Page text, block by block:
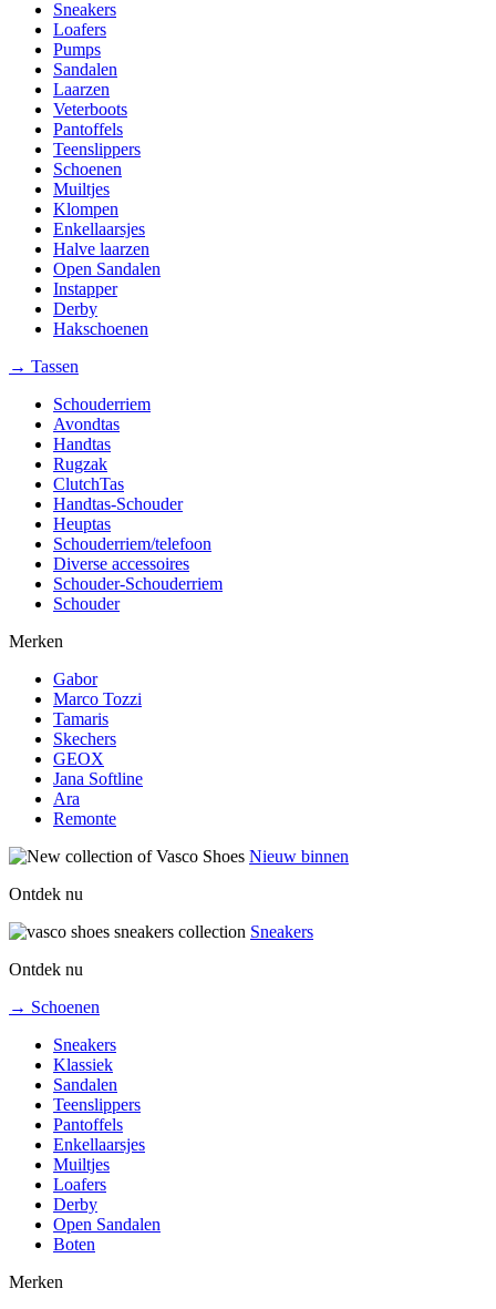
Sneakers
Loafers
Pumps
Sandalen
Laarzen
Veterboots
Pantoffels
Teenslippers
Schoenen
Muiltjes
Klompen
Enkellaarsjes
Halve laarzen
Open Sandalen
Instapper
Derby
Hakschoenen
→ Tassen
Schouderriem
Avondtas
Handtas
Rugzak
ClutchTas
Handtas-Schouder
Heuptas
Schouderriem/telefoon
Diverse accessoires
Schouder-Schouderriem
Schouder
Merken
Gabor
Marco Tozzi
Tamaris
Skechers
GEOX
Jana Softline
Ara
Remonte
Nieuw binnen
Ontdek nu
Sneakers
Ontdek nu
→ Schoenen
Sneakers
Klassiek
Sandalen
Teenslippers
Pantoffels
Enkellaarsjes
Muiltjes
Loafers
Derby
Open Sandalen
Boten
Merken